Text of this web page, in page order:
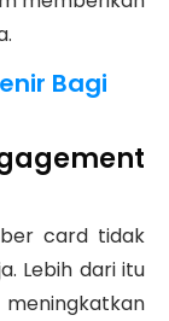
Bagi
card tidak
Lebih dari itu